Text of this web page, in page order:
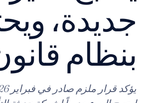
جديدة،
بنظام